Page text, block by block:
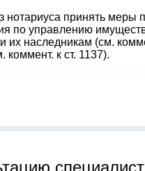
принять
по управлению
наследникам (см.
коммент. к ст. 1137).